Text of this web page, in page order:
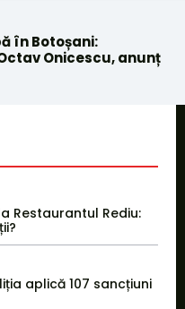
în Botoșani:
Onicescu, anunț
Restaurantul Rediu:
aplică 107 sancțiuni